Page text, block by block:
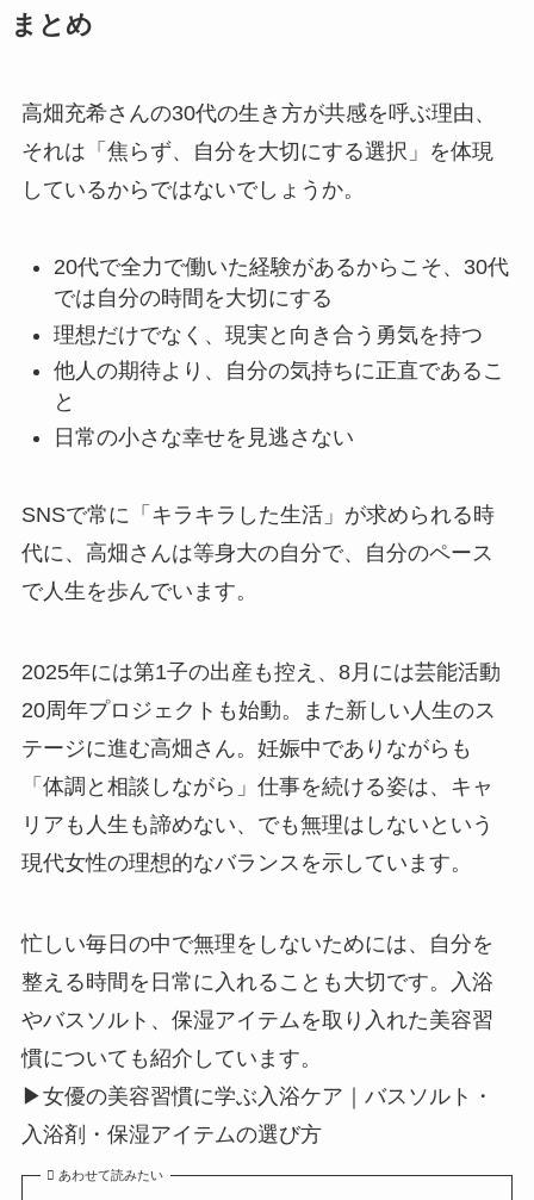
まとめ
高畑充希さんの30代の生き方が共感を呼ぶ理由、
それは「焦らず、自分を大切にする選択」を体現
しているからではないでしょうか。
20代で全力で働いた経験があるからこそ、30代
では自分の時間を大切にする
理想だけでなく、現実と向き合う勇気を持つ
他人の期待より、自分の気持ちに正直であるこ
と
日常の小さな幸せを見逃さない
SNSで常に「キラキラした生活」が求められる時
代に、高畑さんは等身大の自分で、自分のペース
で人生を歩んでいます。
2025年には第1子の出産も控え、8月には芸能活動
20周年プロジェクトも始動。また新しい人生のス
テージに進む高畑さん。妊娠中でありながらも
「体調と相談しながら」仕事を続ける姿は、キャ
リアも人生も諦めない、でも無理はしないという
現代女性の理想的なバランスを示しています。
忙しい毎日の中で無理をしないためには、自分を
整える時間を日常に入れることも大切です。入浴
やバスソルト、保湿アイテムを取り入れた美容習
慣についても紹介しています。
▶女優の美容習慣に学ぶ入浴ケア｜バスソルト・
入浴剤・保湿アイテムの選び方
あわせて読みたい